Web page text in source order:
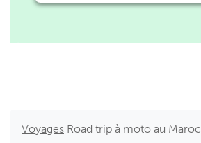
Voyages Road trip à moto au Maroc